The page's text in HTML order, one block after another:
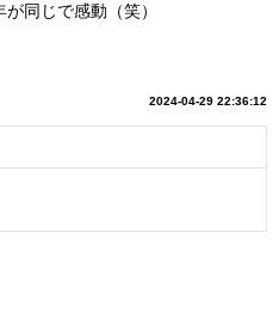
同じで感動（笑）
2024-04-29 22:36:12